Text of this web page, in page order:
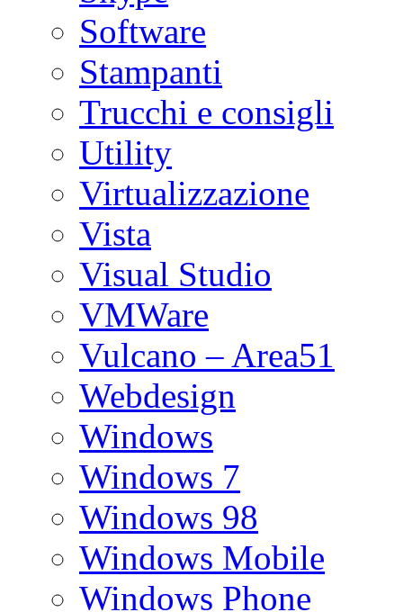
Software
Stampanti
Trucchi e consigli
Utility
Virtualizzazione
Vista
Visual Studio
VMWare
Vulcano – Area51
Webdesign
Windows
Windows 7
Windows 98
Windows Mobile
Windows Phone